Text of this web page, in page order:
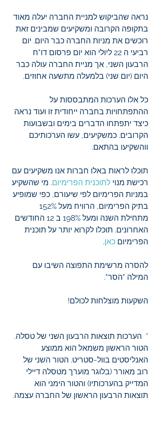
נראה שהביקוש למניית החברה יעלה מאוד
בתקופה הקרובה ומשקיעים שמבינים זאת
רוכשים את מניות החברה כבר היום. יום
רביעי ה 22 ליולי הוא יום פרסום דו"ח
הרבעון השני, אך מניית החברה עולה כבר
היום (יום שני) בלמעלה מתשעה אחוזים.
כל אלו הערכות המתבססות על
ההתפתחויות בחברה ייחודית זו ועוד נראה
כיצד יתפתחו הדברים בימים ובשבועות
הקרובים. כמשקיעים, עשו הערכותיכם
ווהשקיעו בהתאם.
תוכלו לראות באלו חברות אנו משקיעים עם
רכישת מנוי לתוכנית הפרימיום. מי שהשקיע
במניות הפרימיום לפי שיעורם, כפי שמופיע
מתחילת השנה ומעל 198% ב 12 החודשים
האחרונים. תוכלו לקרוא יותר על תוכנית
הפרימיום כאן.
להסרה מרשימת התפוצה השיבו עם
המילה "הסר".
השקעות מוצלחות לכולם!
*  הערכות תוצאות הרבעון השני של טסלה.
הטור הראשון משמאל הוא ממוצע
האנליסטים בוול-סטריט. הטור השני של
רוב מאורר (בלוגר מוערך מטסלה דיילי
המדייק בהערכותיו) והטור הימני הוא
תוצאות הרבעון הראשון של החברה עצמה.